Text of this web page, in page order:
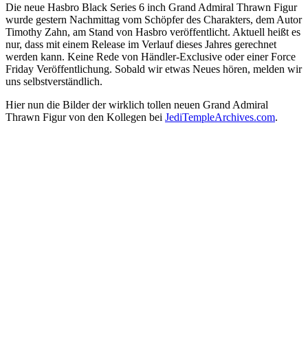
Die neue Hasbro Black Series 6 inch Grand Admiral Thrawn Figur
wurde gestern Nachmittag vom Schöpfer des Charakters, dem Autor
Timothy Zahn, am Stand von Hasbro veröffentlicht. Aktuell heißt es
nur, dass mit einem Release im Verlauf dieses Jahres gerechnet
werden kann. Keine Rede von Händler-Exclusive oder einer Force
Friday Veröffentlichung. Sobald wir etwas Neues hören, melden wir
uns selbstverständlich.
Hier nun die Bilder der wirklich tollen neuen Grand Admiral
Thrawn Figur von den Kollegen bei JediTempleArchives.com.